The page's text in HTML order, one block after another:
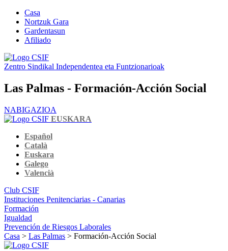
Casa
Nortzuk Gara
Gardentasun
Afiliado
Zentro Sindikal Independentea eta Funtzionarioak
Las Palmas - Formación-Acción Social
NABIGAZIOA
EUSKARA
Español
Català
Euskara
Galego
Valencià
Club CSIF
Instituciones Penitenciarias - Canarias
Formación
Igualdad
Prevención de Riesgos Laborales
Casa > Las Palmas > Formación-Acción Social